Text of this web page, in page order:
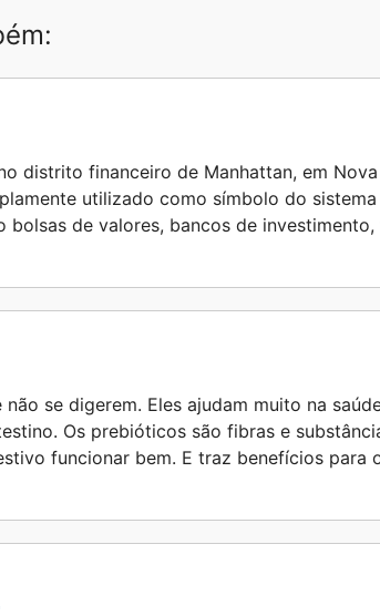
distrito financeiro de Manhattan, em
utilizado como símbolo do
bolsas de valores, bancos de
se digerem. Eles ajudam muito na
Os prebióticos são fibras e
funcionar bem. E traz benefícios para